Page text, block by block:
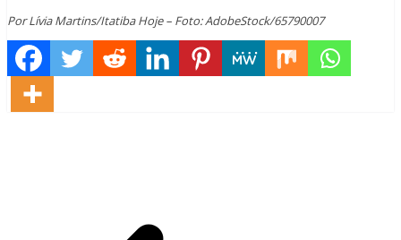
Por Lívia Martins/Itatiba Hoje – Foto: AdobeStock/65790007